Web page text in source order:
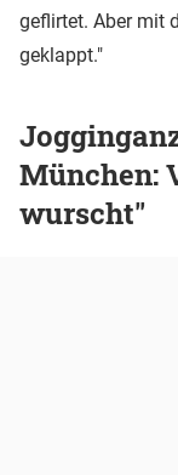
geflirtet. Aber mit
geklappt."
München:
wurscht"